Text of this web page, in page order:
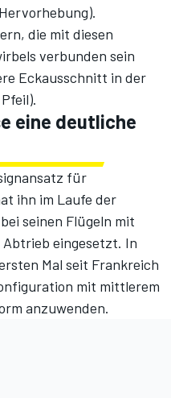
die mit diesen
verbunden sein
Eckausschnitt in der
eine deutliche
für
ihn im Laufe der
seinen Flügeln mit
Abtrieb eingesetzt. In
Mal seit Frankreich
mit mittlerem
anzuwenden.